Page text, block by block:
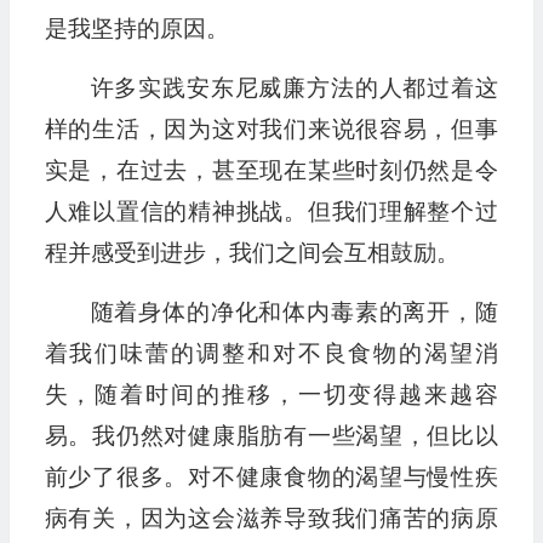
是我坚持的原因。
许多实践安东尼威廉方法的人都过着这
样的生活，因为这对我们来说很容易，但事
实是，在过去，甚至现在某些时刻仍然是令
人难以置信的精神挑战。但我们理解整个过
程并感受到进步，我们之间会互相鼓励。
随着身体的净化和体内毒素的离开，随
着我们味蕾的调整和对不良食物的渴望消
失，随着时间的推移，一切变得越来越容
易。我仍然对健康脂肪有一些渴望，但比以
前少了很多。对不健康食物的渴望与慢性疾
病有关，因为这会滋养导致我们痛苦的病原